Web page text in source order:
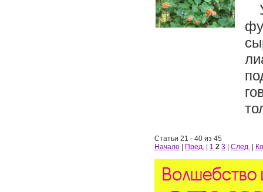
Статьи 21 - 40 из 45
Начало
Пред. 1 2 3 След.